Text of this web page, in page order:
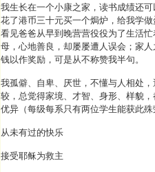
我生长在一个小康之家，读书成绩还
花了港币三十元买一个焗炉，给我学
看见爸爸从早到晚营营役役为了生活
母，心地善良，却屡屡遭人误会；家
钱以作奖励，可是从不称赞我半句。
我孤僻、自卑、厌世，不懂与人相处
较，总觉得家境、才智、身形、样貌
优异（每级每系只有两位学生能获此
从未有过的快乐
接受耶稣为救主